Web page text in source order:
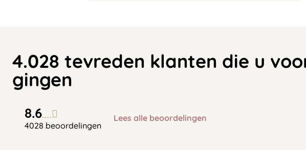
4.028 tevreden klanten die u
gingen
8.6
4028 beoordelingen
Lees alle beoordelingen